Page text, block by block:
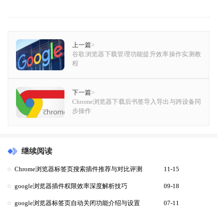
上一篇>
谷歌浏览器下载管理功能提升效率操作实测教
程
下一篇>
Chrome浏览器下载后书签导入导出与跨设备同
步操作
继续阅读
Chrome浏览器标签页搜索插件推荐与对比评测 11-15
google浏览器插件权限效率深度解析技巧 09-18
google浏览器标签页自动关闭功能介绍与设置 07-11